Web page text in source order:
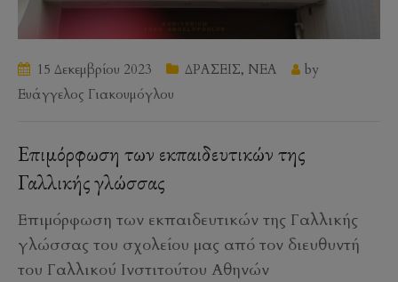
15 Δεκεμβρίου 2023 ΔΡΑΣΕΙΣ, ΝΕΑ
by
Ευάγγελος Γιακουμόγλου
Επιμόρφωση των εκπαιδευτικών της
Γαλλικής γλώσσας
Επιμόρφωση των εκπαιδευτικών της Γαλλικής
γλώσσας του σχολείου μας από τον διευθυντή
του Γαλλικού Ινστιτούτου Αθηνών